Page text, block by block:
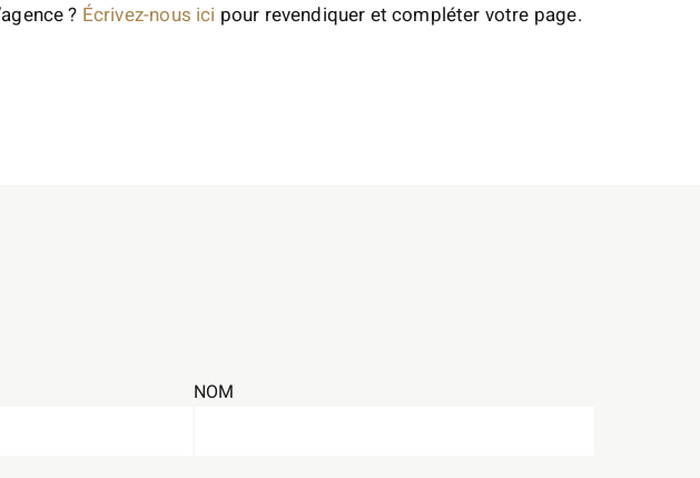
? Écrivez-nous ici pour revendiquer et compléter votre page.
NOM